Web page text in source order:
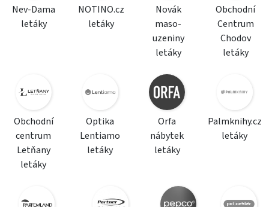
Nev-Dama
letáky
NOTINO.cz
letáky
Novák
maso-
uzeniny
letáky
Obchodní
Centrum
Chodov
letáky
Obchodní
centrum
Letňany
letáky
Optika
Lentiamo
letáky
Orfa
nábytek
letáky
Palmknihy.cz
letáky